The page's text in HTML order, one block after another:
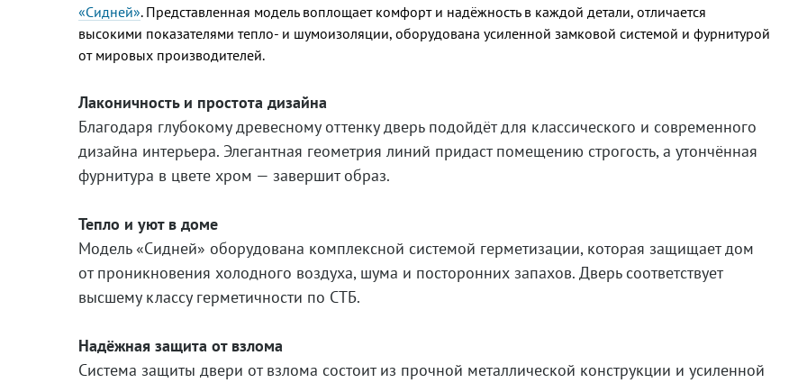
«Сидней». Представленная модель воплощает комфорт и надёжность в каждой детали, отличается
высокими показателями тепло- и шумоизоляции, оборудована усиленной замковой системой и фурнитурой
от мировых производителей.
Лаконичность и простота дизайна
Благодаря глубокому древесному оттенку дверь подойдёт для классического и современного
дизайна интерьера. Элегантная геометрия линий придаст помещению строгость, а утончённая
фурнитура в цвете хром — завершит образ.
Тепло и уют в доме
Модель «Сидней» оборудована комплексной системой герметизации, которая защищает дом
от проникновения холодного воздуха, шума и посторонних запахов. Дверь соответствует
высшему классу герметичности по СТБ.
Надёжная защита от взлома
Система защиты двери от взлома состоит из прочной металлической конструкции и усиленной